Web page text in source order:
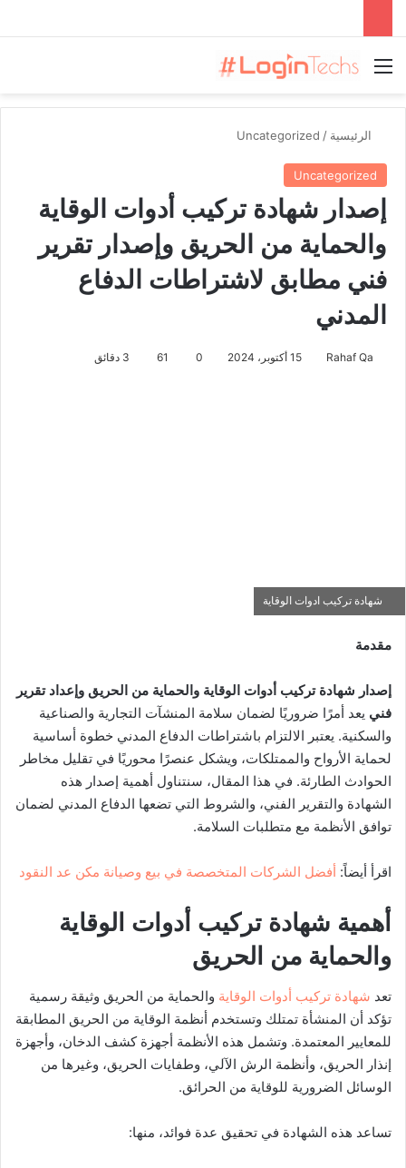
القائمة
الرئيسية /
Uncategorized
Uncategorized
إصدار شهادة تركيب أدوات الوقاية
والحماية من الحريق وإصدار تقرير
فني مطابق لاشتراطات الدفاع
المدني
Rahaf Qa 15 أكتوبر، 2024 0
61
شهادة تركيب ادوات الوقاية
مقدمة
إصدار شهادة تركيب أدوات الوقاية والحماية من الحريق وإعداد تقرير
فني يعد أمرًا ضروريًا لضمان سلامة المنشآت التجارية والصناعية
والسكنية. يعتبر الالتزام باشتراطات الدفاع المدني خطوة أساسية
لحماية الأرواح والممتلكات، ويشكل عنصرًا محوريًا في تقليل مخاطر
الحوادث الطارئة. في هذا المقال، سنتناول أهمية إصدار هذه
الشهادة والتقرير الفني، والشروط التي تضعها الدفاع المدني لضمان
توافق الأنظمة مع متطلبات السلامة.
اقرأ أيضاً: أفضل الشركات المتخصصة في بيع وصيانة مكن عد النقود
أهمية شهادة تركيب أدوات الوقاية
والحماية من الحريق
تعد شهادة تركيب أدوات الوقاية والحماية من الحريق وثيقة رسمية
تؤكد أن المنشأة تمتلك وتستخدم أنظمة الوقاية من الحريق المطابقة
للمعايير المعتمدة. وتشمل هذه الأنظمة أجهزة كشف الدخان، وأجهزة
إنذار الحريق، وأنظمة الرش الآلي، وطفايات الحريق، وغيرها من
الوسائل الضرورية للوقاية من الحرائق.
تساعد هذه الشهادة في تحقيق عدة فوائد، منها: